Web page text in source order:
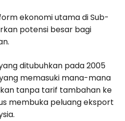
ekonomi utama di Sub-
potensi besar bagi
ditubuhkan pada 2005
memasuki mana-mana
tanpa tarif tambahan ke
membuka peluang eksport